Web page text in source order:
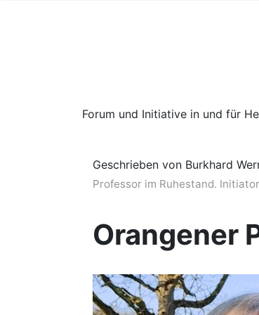
Forum und Initiative in und für
Geschrieben von Burkhard
Professor im Ruhestand.
Orangener